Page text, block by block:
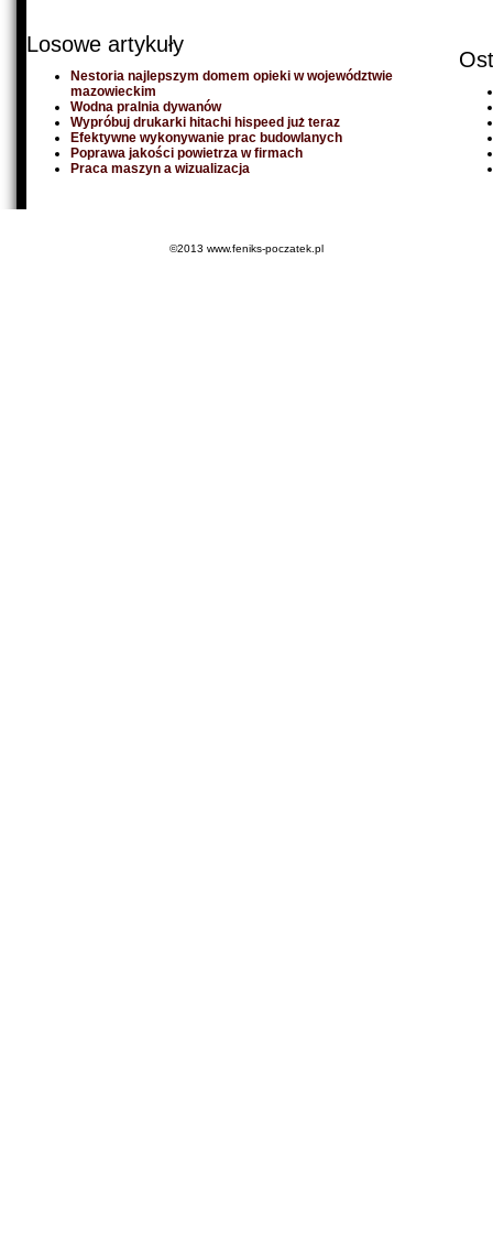
Losowe artykuły
Nestoria najlepszym domem opieki w województwie
mazowieckim
Wodna pralnia dywanów
Wypróbuj drukarki hitachi hispeed już teraz
Efektywne wykonywanie prac budowlanych
Poprawa jakości powietrza w firmach
Praca maszyn a wizualizacja
©2013 www.feniks-poczatek.pl